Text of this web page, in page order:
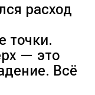
расход
точки.
— это
Всё